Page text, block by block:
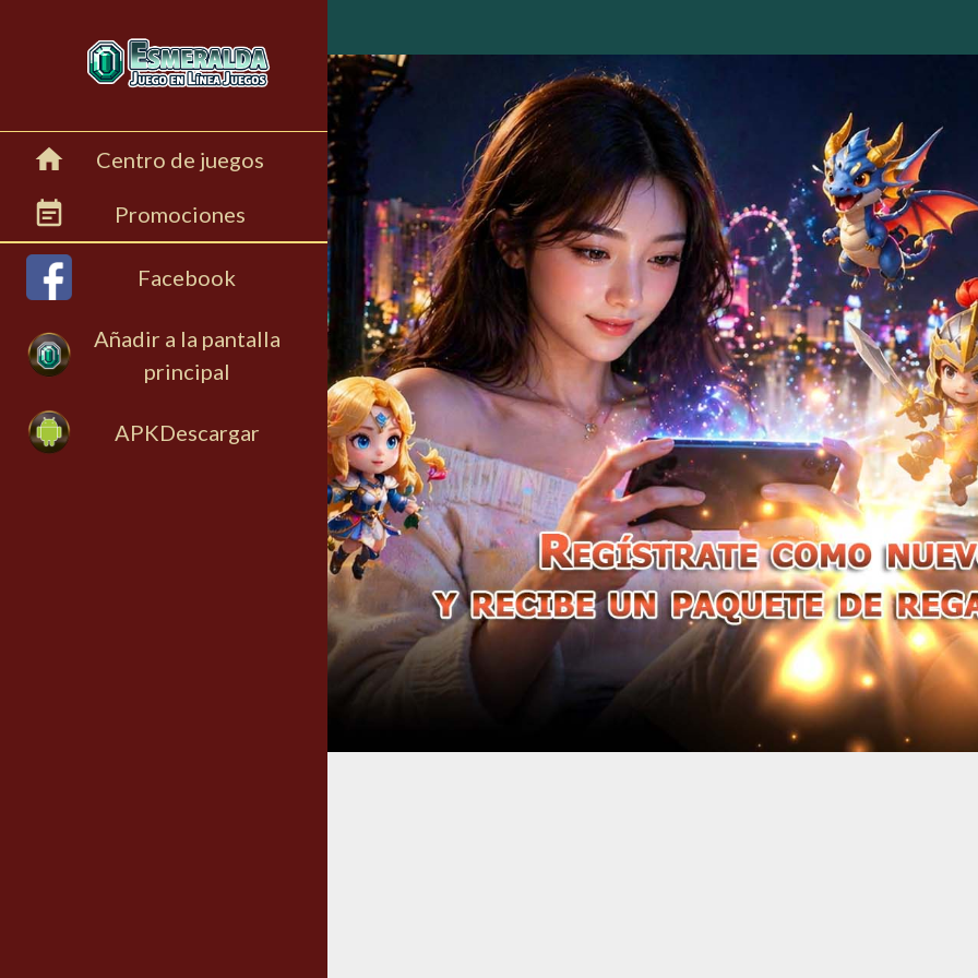
home Centro de juegos
event_note Promociones
Facebook
Añadir a la pantalla
principal
APKDescargar